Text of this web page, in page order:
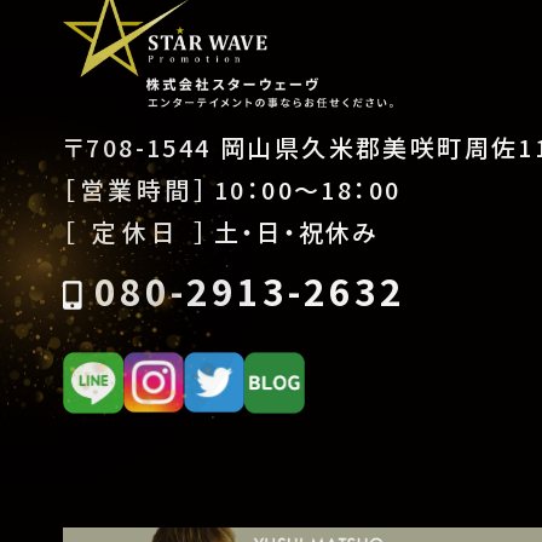
〒708-1544 岡山県久米郡美咲町周佐
［営業時間］ 10：00〜18：00
［ 定休日 ］ 土・日・祝休み
080-2913-2632